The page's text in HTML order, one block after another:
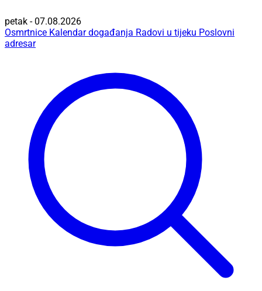
petak - 07.08.2026
Osmrtnice Kalendar događanja Radovi u tijeku Poslovni
adresar